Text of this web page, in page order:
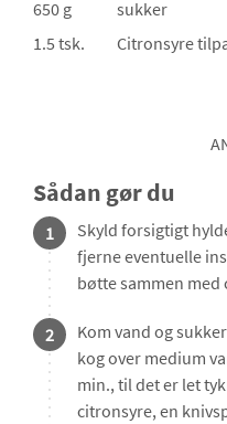
650 g
sukker
1.5 tsk.
Citronsyre
Sådan gør du
1
Skyld forsigtigt
fjerne eventuelle
bøtte sammen
2
Kom vand og
kog over medium
min., til det er let
citronsyre, en